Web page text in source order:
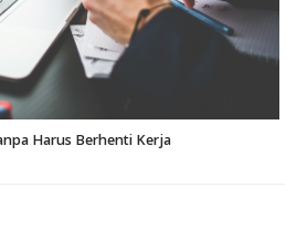
Harus Berhenti Kerja